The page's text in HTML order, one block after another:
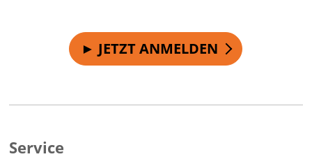
► JETZT ANMELDEN
Service